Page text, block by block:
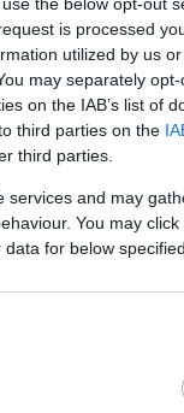
is processed
utilized by us
may separately
on the IAB’s list of
third parties on the
third parties.
services and may
You may
for below
και της
χαμηλής
του
καθώς θα